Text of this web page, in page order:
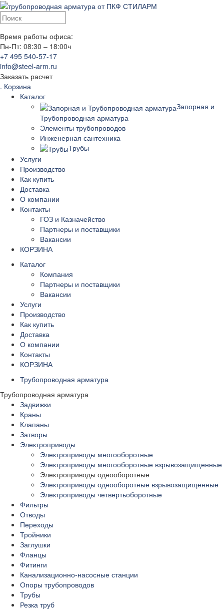
Время работы офиса:
Пн-Пт: 08:30 – 18:00ч
+7 495 540-57-17
info@steel-arm.ru
Заказать расчет
. Корзина
Каталог
Запорная и
Трубопроводная арматура
Элементы трубопроводов
Инженерная сантехника
Трубы
Услуги
Производство
Как купить
Доставка
О компании
Контакты
ГОЗ и Казначейство
Партнеры и поставщики
Вакансии
КОРЗИНА
Каталог
Компания
Партнеры и поставщики
Вакансии
Услуги
Производство
Как купить
Доставка
О компании
Контакты
КОРЗИНА
Трубопроводная арматура
Трубопроводная арматура
Задвижки
Краны
Клапаны
Затворы
Электроприводы
Электроприводы многооборотные
Электроприводы многооборотные взрывозащищенные
Электроприводы однооборотные
Электроприводы однооборотные взрывозащищенные
Электроприводы четвертьоборотные
Фильтры
Отводы
Переходы
Тройники
Заглушки
Фланцы
Фитинги
Канализационно-насосные станции
Опоры трубопроводов
Трубы
Резка труб